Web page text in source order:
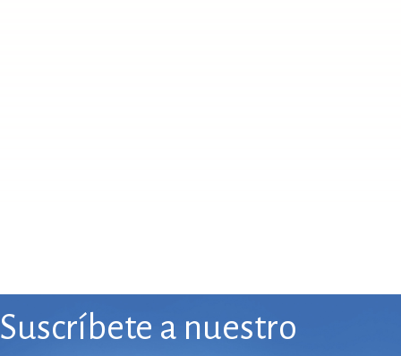
Suscríbete a nuestro